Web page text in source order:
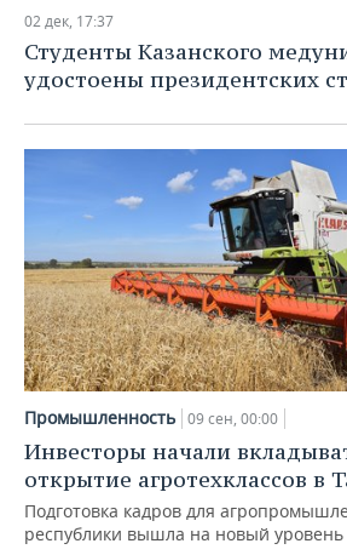
02 дек, 17:37
Студенты Казанского
удостоены президентских
Промышленность 09 сен, 00:00
Инвесторы начали
открытие агротехклассов в
Подготовка кадров для
республики вышла на новый уровень